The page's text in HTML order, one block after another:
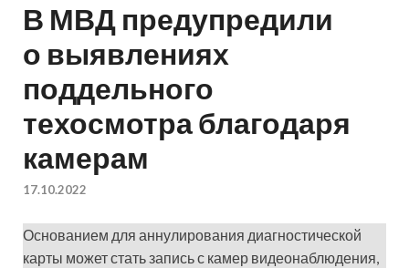
В МВД предупредили
о выявлениях
поддельного
техосмотра благодаря
камерам
17.10.2022
Основанием для аннулирования диагностической
карты может стать запись с камер видеонаблюдения,